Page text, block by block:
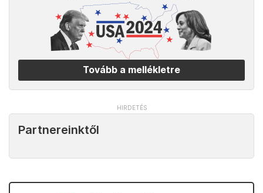
Tovább a mellékletre
Partnereinktől